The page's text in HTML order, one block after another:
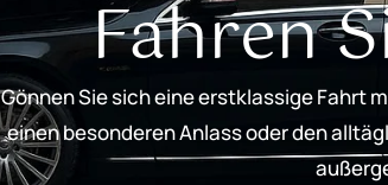
Fahren
Gönnen Sie sich eine erstklassige Fahrt
einen besonderen Anlass oder den